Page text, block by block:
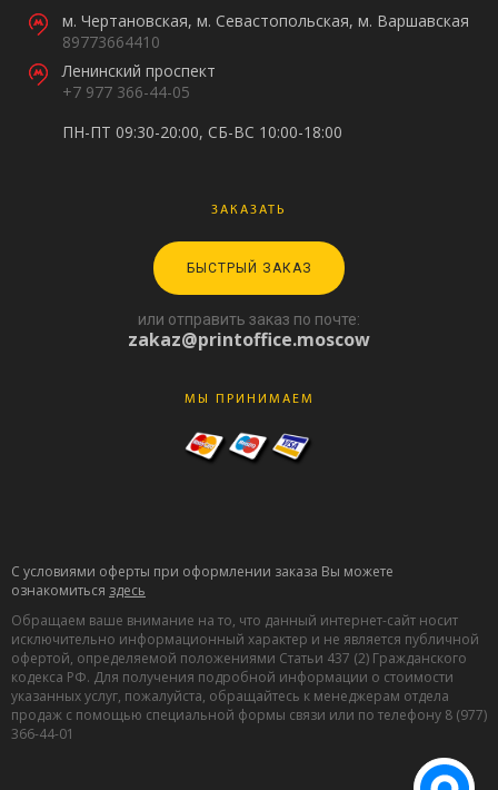
м. Чертановская, м. Севастопольская, м. Варшавская
89773664410
Ленинский проспект
+7 977 366-44-05
ПН-ПТ 09:30-20:00, СБ-ВС 10:00-18:00
ЗАКАЗАТЬ
БЫСТРЫЙ ЗАКАЗ
или отправить заказ по почте:
zakaz@printoffice.moscow
МЫ ПРИНИМАЕМ
С условиями оферты при оформлении заказа Вы можете
ознакомиться здесь
Обращаем ваше внимание на то, что данный интернет-сайт носит
исключительно информационный характер и не является публичной
офертой, определяемой положениями Статьи 437 (2) Гражданского
кодекса РФ. Для получения подробной информации о стоимости
указанных услуг, пожалуйста, обращайтесь к менеджерам отдела
продаж с помощью специальной формы связи или по телефону 8 (977)
366-44-01